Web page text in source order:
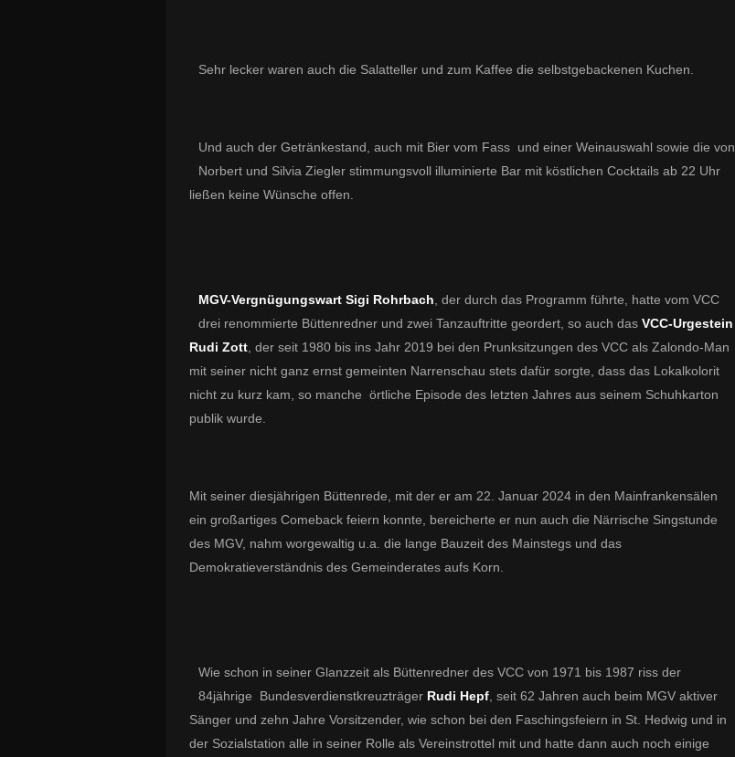
Sehr lecker waren auch die Salatteller und zum Kaffee die selbstgebackenen Kuchen.
Und auch der Getränkestand, auch mit Bier vom Fass und einer Weinauswahl sowie die von
Norbert und Silvia Ziegler stimmungsvoll illuminierte Bar mit köstlichen Cocktails ab 22 Uhr
ließen keine Wünsche offen.
MGV-Vergnügungswart Sigi Rohrbach , der durch das Programm führte, hatte vom VCC
drei renommierte Büttenredner und zwei Tanzauftritte geordert, so auch das VCC-Urgestein
Rudi Zott , der seit 1980 bis ins Jahr 2019 bei den Prunksitzungen des VCC als Zalondo-Man
mit seiner nicht ganz ernst gemeinten Narrenschau stets dafür sorgte, dass das Lokalkolorit
nicht zu kurz kam, so manche örtliche Episode des letzten Jahres aus seinem Schuhkarton
publik wurde.
Mit seiner diesjährigen Büttenrede, mit der er am 22. Januar 2024 in den Mainfrankensälen
ein großartiges Comeback feiern konnte, bereicherte er nun auch die Närrische Singstunde
des MGV, nahm worgewaltig u.a. die lange Bauzeit des Mainstegs und das
Demokratieverständnis des Gemeinderates aufs Korn.
Wie schon in seiner Glanzzeit als Büttenredner des VCC von 1971 bis 1987 riss der
84jährige Bundesverdienstkreuzträger Rudi Hepf , seit 62 Jahren auch beim MGV aktiver
Sänger und zehn Jahre Vorsitzender, wie schon bei den Faschingsfeiern in St. Hedwig und in
der Sozialstation alle in seiner Rolle als Vereinstrottel mit und hatte dann auch noch einige